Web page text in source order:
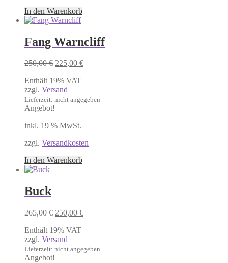
In den Warenkorb
Fang Warncliff
250,00€ Ursprünglicher
war:
250,00 €
225,00 €Aktueller
Enthält 19% VAT
zzgl. Versand
Lieferzeit: nicht angegeben
Angebot!
inkl. 19 % MwSt.
zzgl. Versandkosten
In den Warenkorb
Buck
265,00€ Ursprünglicher
war:
265,00 €
250,00 €Aktueller
Enthält 19% VAT
zzgl. Versand
Lieferzeit: nicht angegeben
Angebot!